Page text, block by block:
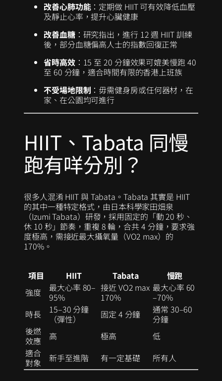
改善心肺功能：定期做 HIIT 可有效降低血壓
及靜止心率，提升心臟健康
改善血糖：研究指出，進行 12 週 HIIT 訓練
後，部分血糖偏高人士的指數回復正常
省時高效：15 至 20 分鐘效果可媲美慢跑 40
至 60 分鐘，適合時間有限的香港上班族
不受場地限制 ：毋需健身房或任何器材，在
家、在公園均可進行
HIIT、Tabata 同慢
跑有咩分別？
很多人混淆 HIIT 與 Tabata。Tabata 其實是 HIIT
的其中一種特定格式，由日本科學家田畑泉
（Izumi Tabata）研發，採用固定的「動 20 秒、
休 10 秒」節奏，重複 8 輪，合共 4 分鐘，要求強
度極高，需接近最大攝氧量（VO2 max）的
170%。
項目 HIIT Tabata
慢跑
強度
最大心率 80–
95%
接近 VO2 max
170%
最大心率 60
–70%
時長
15–30 分鐘
（彈性）
固定 4 分鐘
通常 30–60
分鐘
後燃
效應
高 極高
低
適合
對象
新手至進階 有一定基礎 所有人